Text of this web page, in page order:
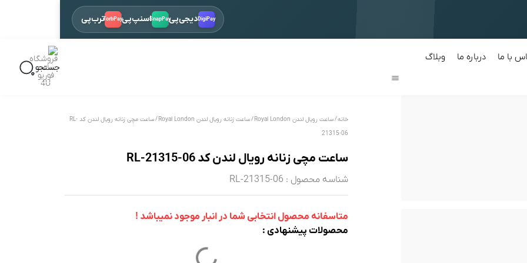
DigiPayدیجی‌پیSnapPayاسنپ‌پیTorbPayترب‌پی
در دسته بندی محصولات
با ما درباره ما وبلاگ
جستجو
خانه/ساعت رویال لندن Royal London /ساعت زنانه رویال لندن Royal London
/ ساعت مچی زنانه رویال لندن کد RL-
21315-06
ساعت مچی زنانه رویال لندن کد RL-21315-06
شناسه محصول : RL-21315-06
متاسفانه محصول انتخابی شما در انبار موجود نمیباشد !
محصولات پیشنهادی :‌